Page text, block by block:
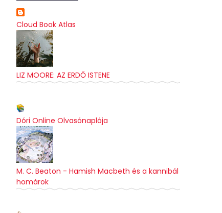
Cloud Book Atlas
LIZ MOORE: AZ ERDŐ ISTENE
Dóri Online Olvasónaplója
M. C. Beaton - Hamish ​Macbeth és a kannibál
homárok